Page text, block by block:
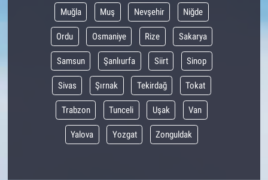
Muğla Muş Nevşehir Niğde
Ordu Osmaniye Rize Sakarya
Samsun Şanlıurfa Siirt Sinop
Sivas Şırnak Tekirdağ Tokat
Trabzon Tunceli Uşak Van
Yalova Yozgat Zonguldak